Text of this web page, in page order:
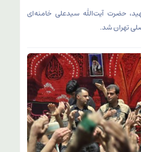
حضرت آیت‌الله سیدعلی خامنه‌ای
تهران شد.